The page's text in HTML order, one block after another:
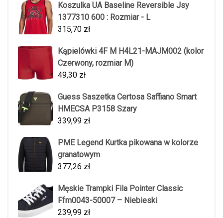
Koszulka UA Baseline Reversible Jsy
1377310 600 : Rozmiar - L
315,70 zł
Kąpielówki 4F M H4L21-MAJM002 (kolor
Czerwony, rozmiar M)
49,30 zł
Guess Saszetka Certosa Saffiano Smart
HMECSA P3158 Szary
339,99 zł
PME Legend Kurtka pikowana w kolorze
granatowym
377,26 zł
Męskie Trampki Fila Pointer Classic
Ffm0043-50007 – Niebieski
239,99 zł